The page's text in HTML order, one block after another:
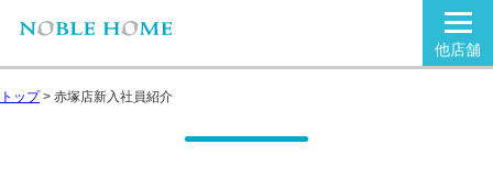
他店舗
トップ> 赤塚店新入社員紹介